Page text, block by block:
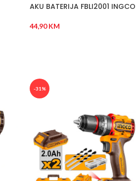
AKU BATERIJA FBLI2001 INGCO
44,90KM
-31%